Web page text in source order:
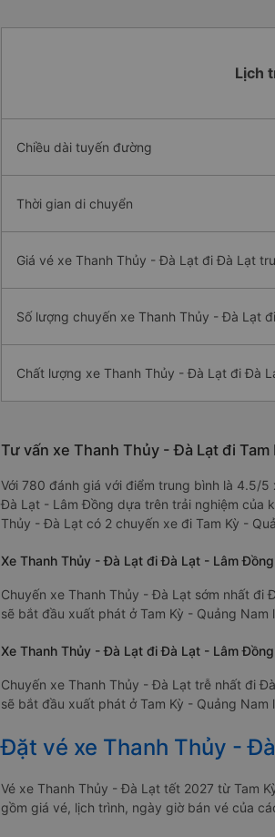
Lịch
Chiều dài tuyến đường
Thời gian di chuyển
Giá vé xe Thanh Thủy - Đà Lạt đi Đà Lạt
Số lượng chuyến xe Thanh Thủy - Đà Lạt
Chất lượng xe Thanh Thủy - Đà Lạt đi Đà
Tư vấn xe Thanh Thủy - Đà Lạt đi
Với 780 đánh giá với điểm trung bình là 4.5/
Đà Lạt - Lâm Đồng dựa trên trải nghiệm của
Thủy - Đà Lạt có 2 chuyến xe đi Tam Kỳ -
Xe Thanh Thủy - Đà Lạt đi Đà Lạt - Lâm
Chuyến xe Thanh Thủy - Đà Lạt sớm nhất
sẽ bắt đầu xuất phát ở Tam Kỳ - Quảng
Xe Thanh Thủy - Đà Lạt đi Đà Lạt - Lâm Đồng
Chuyến xe Thanh Thủy - Đà Lạt trễ nhất đi
sẽ bắt đầu xuất phát ở Tam Kỳ - Quảng
Đặt vé xe Thanh Thủy -
Vé xe Thanh Thủy - Đà Lạt tết 2027 từ Tam
gồm giá vé, lịch trình, ngày giờ bán vé của